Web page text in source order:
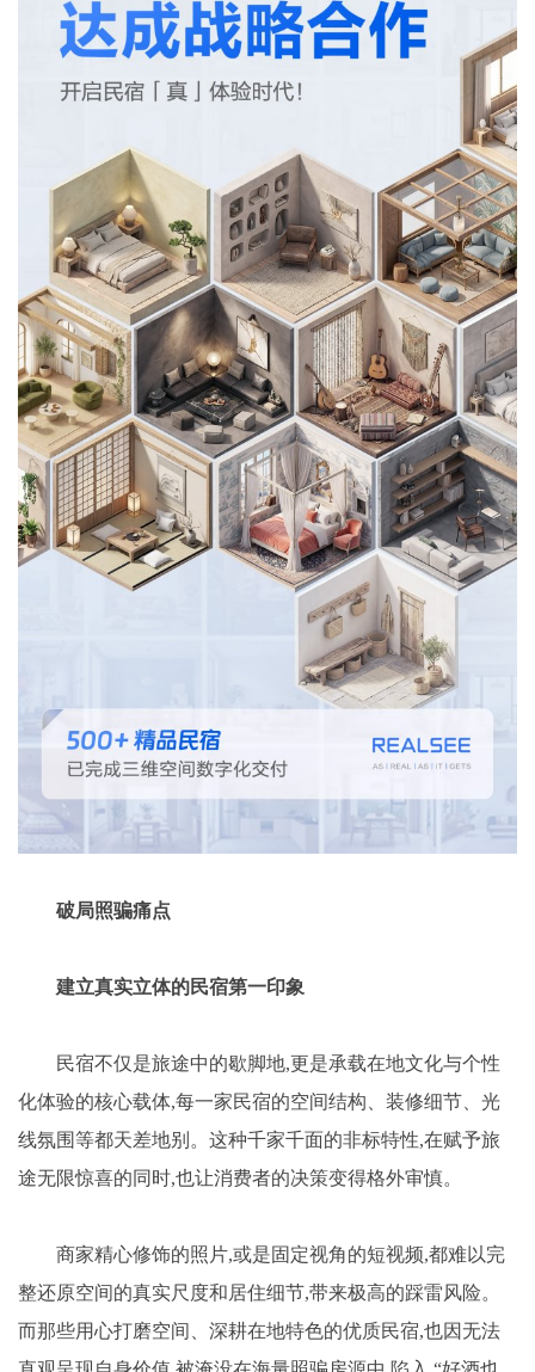
破局照骗痛点
建立真实立体的民宿第一印象
民宿不仅是旅途中的歇脚地,更是承载在地文化与个性
化体验的核心载体,每一家民宿的空间结构、装修细节、光
线氛围等都天差地别。这种千家千面的非标特性,在赋予旅
途无限惊喜的同时,也让消费者的决策变得格外审慎。
商家精心修饰的照片,或是固定视角的短视频,都难以完
整还原空间的真实尺度和居住细节,带来极高的踩雷风险。
而那些用心打磨空间、深耕在地特色的优质民宿,也因无法